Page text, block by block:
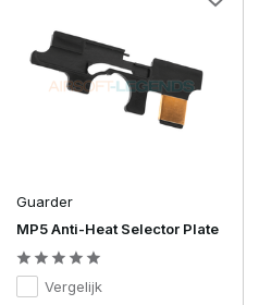
Guarder
MP5 Anti-Heat Selector Plate
Vergelijk